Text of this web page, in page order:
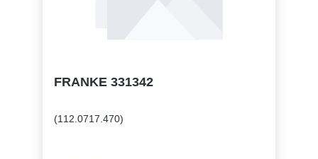
FRANKE 331342
(112.0717.470)